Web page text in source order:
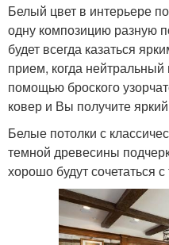
Белый цвет в интерьере
одну композицию разную
будет всегда казаться
прием, когда
помощью броского
ковер и Вы получите
Белые потолки с
темной древесины
хорошо будут сочетаться